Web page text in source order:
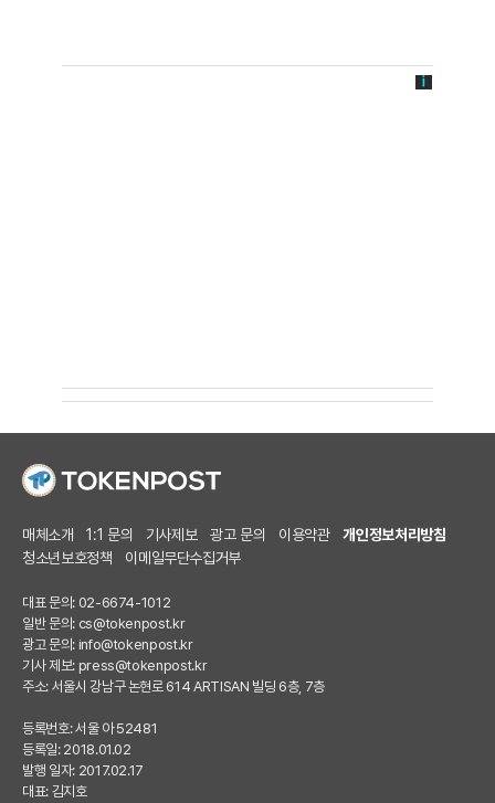
매체소개 1:1 문의 기사제보 광고 문의 이용약관
개인정보처리방침
청소년보호정책
이메일무단수집거부
대표 문의: 02-6674-1012
일반 문의: cs@tokenpost.kr
광고 문의: info@tokenpost.kr
기사 제보: press@tokenpost.kr
주소: 서울시 강남구 논현로 614 ARTISAN 빌딩 6층, 7층
등록번호: 서울 아 52481
등록일: 2018.01.02
발행 일자: 2017.02.17
대표: 김지호